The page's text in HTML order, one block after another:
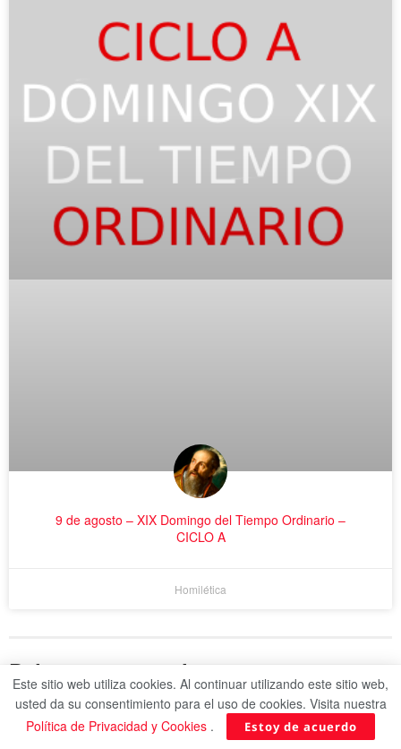
9 de agosto – XIX Domingo del Tiempo Ordinario –
CICLO A
Homilética
Deja un comentario
Tu dirección de correo electrónico no será publicada. Los campos
obligatorios están marcados con*
Este sitio web utiliza cookies. Al continuar utilizando este sitio web,
usted da su consentimiento para el uso de cookies. Visita nuestra
Política de Privacidad y Cookies . Estoy de acuerdo